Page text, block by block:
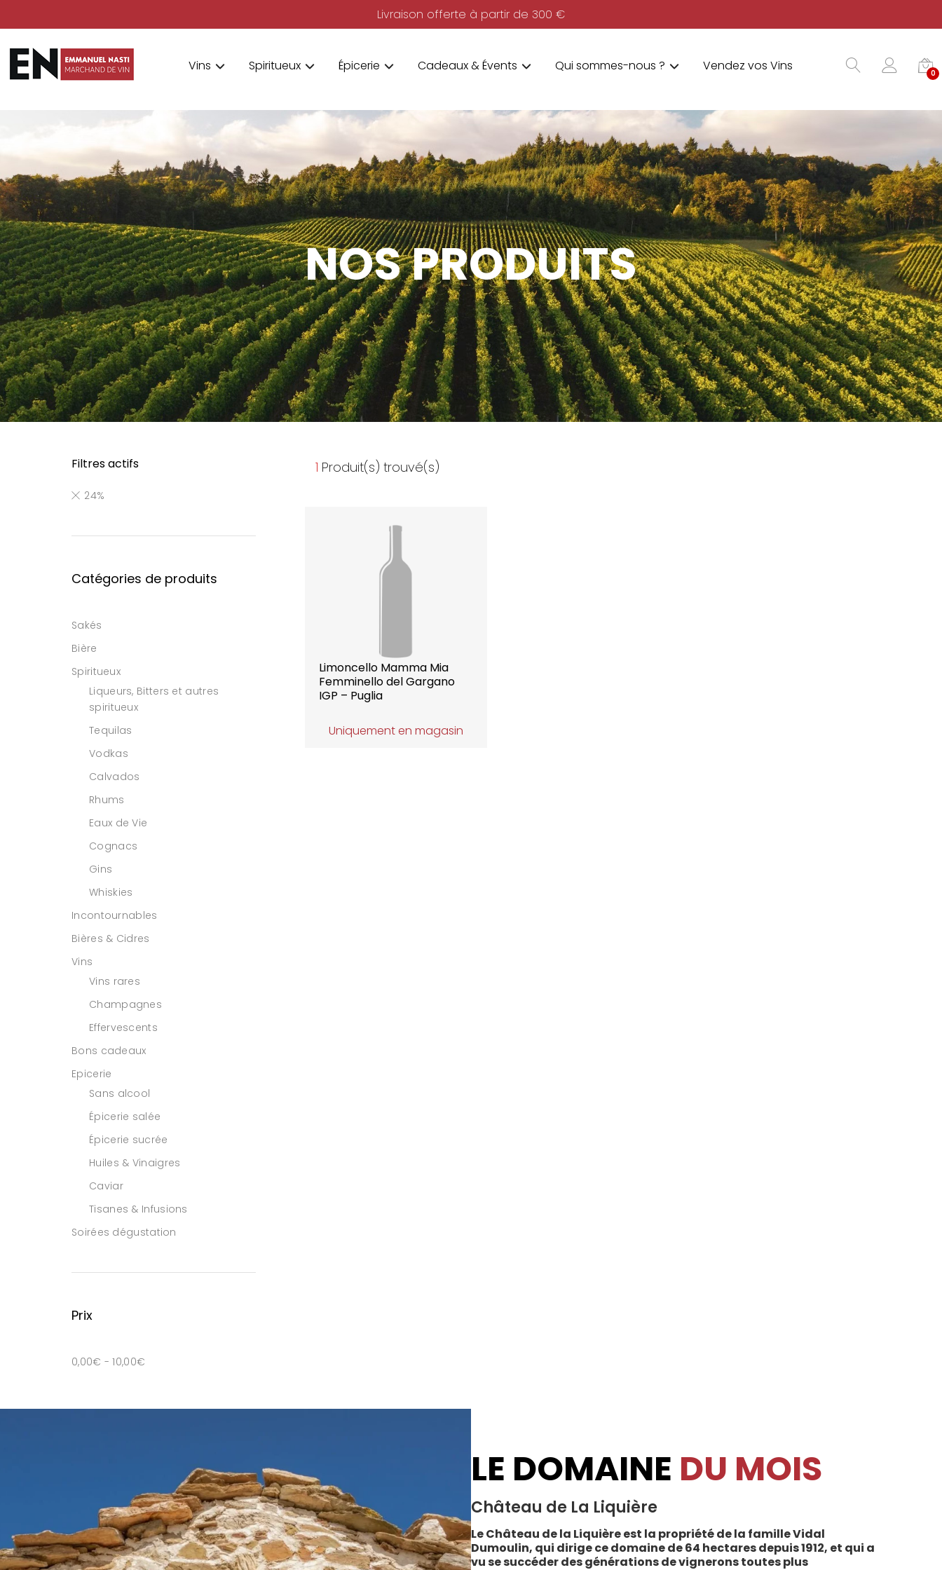
Livraison offerte à partir de 300 €
Vins Spiritueux Épicerie Cadeaux & Évents Qui sommes-nous ? Vendez vos Vins 0
NOS PRODUITS
1 Produit(s) trouvé(s)
Limoncello Mamma Mia
Femminello del Gargano
IGP – Puglia
Uniquement en magasin
Filtres actifs
24%
Catégories de produits
Sakés
Bière
Spiritueux
Liqueurs, Bitters et autres
spiritueux
Tequilas
Vodkas
Calvados
Rhums
Eaux de Vie
Cognacs
Gins
Whiskies
Incontournables
Bières & Cidres
Vins
Vins rares
Champagnes
Effervescents
Bons cadeaux
Epicerie
Sans alcool
Épicerie salée
Épicerie sucrée
Huiles & Vinaigres
Caviar
Tisanes & Infusions
Soirées dégustation
Prix
0,00€ -10,00€
LE DOMAINE DU MOIS
Château de La Liquière
Le Château de la Liquière est la propriété de la famille Vidal
Dumoulin, qui dirige ce domaine de 64 hectares depuis 1912, et qui a
vu se succéder des générations de vignerons toutes plus